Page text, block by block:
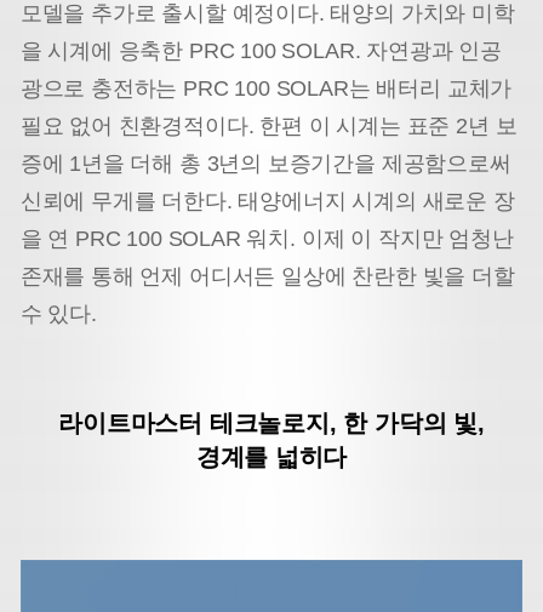
모델을 추가로 출시할 예정이다. 태양의 가치와 미학
을 시계에 응축한 PRC 100 SOLAR. 자연광과 인공
광으로 충전하는 PRC 100 SOLAR는 배터리 교체가
필요 없어 친환경적이다. 한편 이 시계는 표준 2년 보
증에 1년을 더해 총 3년의 보증기간을 제공함으로써
신뢰에 무게를 더한다. 태양에너지 시계의 새로운 장
을 연 PRC 100 SOLAR 워치. 이제 이 작지만 엄청난
존재를 통해 언제 어디서든 일상에 찬란한 빛을 더할
수 있다.
라이트마스터 테크놀로지, 한 가닥의 빛,
경계를 넓히다